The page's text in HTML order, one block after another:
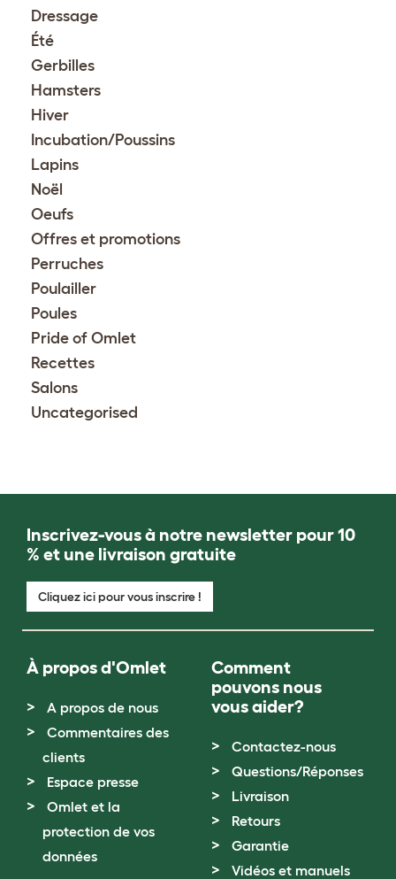
Dressage
Été
Gerbilles
Hamsters
Hiver
Incubation/Poussins
Lapins
Noël
Oeufs
Offres et promotions
Perruches
Poulailler
Poules
Pride of Omlet
Recettes
Salons
Uncategorised
Inscrivez-vous à notre newsletter pour 10
% et une livraison gratuite
Cliquez ici pour vous inscrire !
À propos d'Omlet
A propos de nous
Commentaires des
clients
Espace presse
Omlet et la
protection de vos
données
Comment
pouvons nous
vous aider?
Contactez-nous
Questions/Réponses
Livraison
Retours
Garantie
Vidéos et manuels